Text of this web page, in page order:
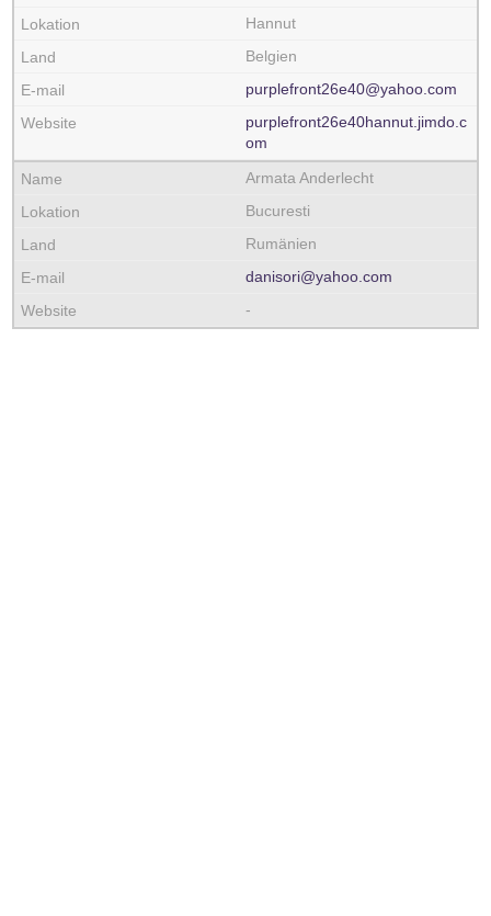
Hannut
Belgien
purplefront26e40@yahoo.com
purplefront26e40hannut.jimdo.c
om
Armata Anderlecht
Bucuresti
Rumänien
danisori@yahoo.com
-